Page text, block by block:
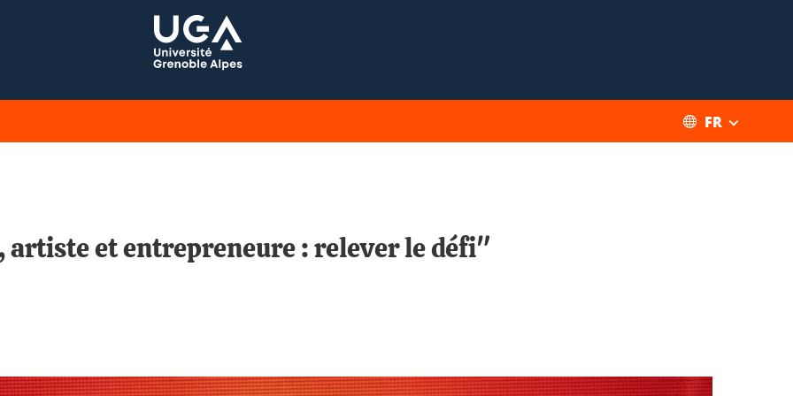
FR
artiste et entrepreneure : relever le défi"